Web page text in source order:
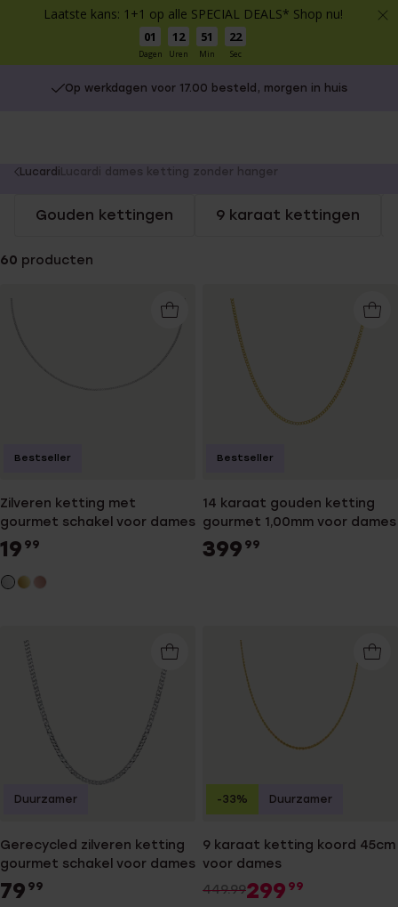
Laatste kans: 1+1 op alle SPECIAL DEALS* Shop nu!
01
Dagen
12
Uren
51
Min
21
Sec
Op werkdagen voor 17.00 besteld, morgen in huis
You
here:
Lucardi Lucardi dames ketting zonder hanger
Gouden kettingen 9 karaat kettingen
60 producten
Zilveren ketting met
gourmet schakel voor dames
19 99
Bestseller
14 karaat gouden ketting
gourmet 1,00mm voor dames
399 99
Bestseller
Gerecycled zilveren ketting
gourmet schakel voor dames
79 99
Duurzamer
9 karaat ketting koord 45cm
voor dames
449.99299 99
-33% Duurzamer